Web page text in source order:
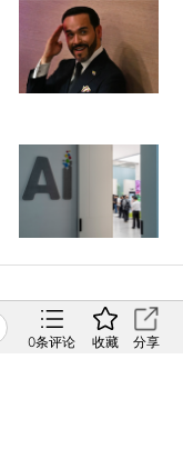
0条评论 收藏 分享